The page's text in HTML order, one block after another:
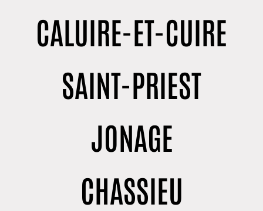
CALUIRE-ET-CUIRE
SAINT-PRIEST
JONAGE
CHASSIEU